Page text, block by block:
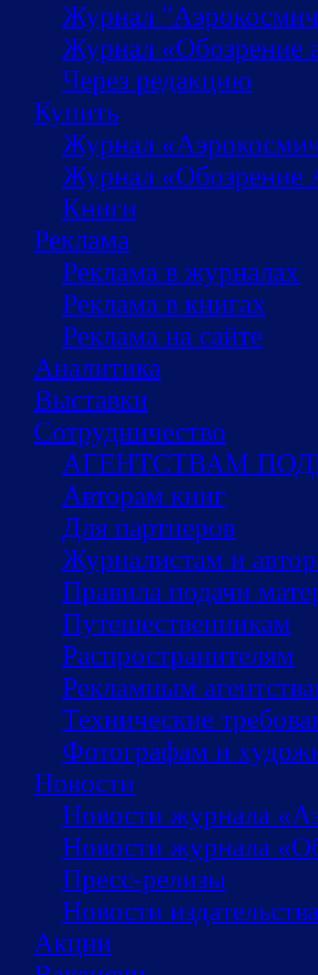
Журнал
Журнал «Обозрение
Через редакцию
Купить
Журнал
Журнал «Обозрение
Книги
Реклама
Реклама в журналах
Реклама в книгах
Реклама на сайте
Аналитика
Выставки
Сотрудничество
АГЕНТСТВАМ
Авторам книг
Для партнеров
Журналистам и
Правила подачи
Путешественникам
Распространителям
Рекламным
Технические
Фотографам и
Новости
Новости журнала
Новости журнала
Пресс-релизы
Новости
Акции